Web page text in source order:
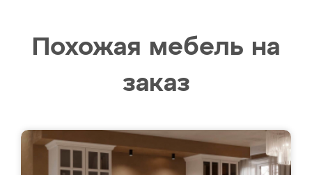
Похожая мебель на
заказ